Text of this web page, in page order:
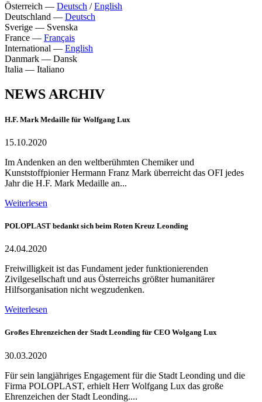
Österreich — Deutsch /English
Deutschland — Deutsch
Sverige — Svenska
France — Français
International — English
Danmark — Dansk
Italia — Italiano
NEWS ARCHIV
H.F. Mark Medaille für Wolfgang Lux
15.10.2020
Im Andenken an den weltberühmten Chemiker und
Kunststoffpionier Hermann Franz Mark überreicht das OFI jedes
Jahr die H.F. Mark Medaille an...
Weiterlesen
POLOPLAST bedankt sich beim Roten Kreuz Leonding
24.04.2020
Freiwilligkeit ist das Fundament jeder funktionierenden
Zivilgesellschaft und aus Österreichs größter humanitärer
Hilfsorganisation nicht wegzudenken.
Weiterlesen
Großes Ehrenzeichen der Stadt Leonding für CEO Wolgang Lux
30.03.2020
Für sein langjähriges Engagement für die Stadt Leonding und die
Firma POLOPLAST, erhielt Herr Wolfgang Lux das große
Ehrenzeichen der Stadt Leonding....